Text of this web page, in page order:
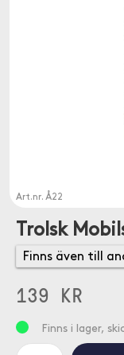
Art.nr. Å22
Trolsk
139 KR
Finns i lager,